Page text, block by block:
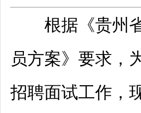
根据《贵州省
员方案》要求，
招聘面试工作，